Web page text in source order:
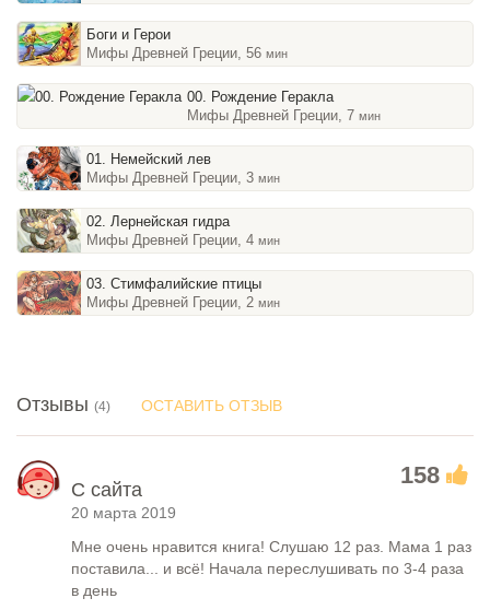
Боги и Герои
Мифы Древней Греции, 56 мин
00. Рождение Геракла
Мифы Древней Греции, 7 мин
01. Немейский лев
Мифы Древней Греции, 3 мин
02. Лернейская гидра
Мифы Древней Греции, 4 мин
03. Стимфалийские птицы
Мифы Древней Греции, 2 мин
Отзывы (4) ОСТАВИТЬ ОТЗЫВ
158
С сайта
20 марта 2019
Мне очень нравится книга! Слушаю 12 раз. Мама 1 раз
поставила... и всё! Начала переслушивать по 3-4 раза
в день